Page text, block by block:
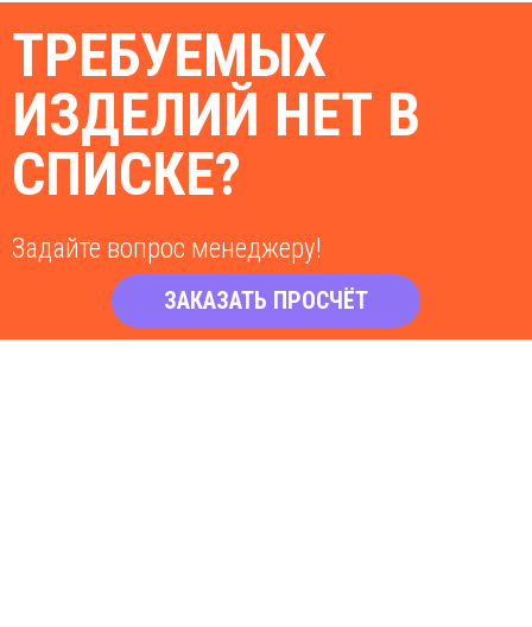
ТРЕБУЕМЫХ
ИЗДЕЛИЙ НЕТ В
СПИСКЕ?
Задайте вопрос менеджеру!
ЗАКАЗАТЬ ПРОСЧЁТ